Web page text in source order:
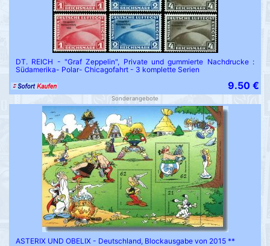
DT. REICH - "Graf Zeppelin", Private und gummierte Nachdrucke :
Südamerika- Polar- Chicagofahrt - 3 komplette Serien
9.50 €
Sonderangebote
ASTERIX UND OBELIX - Deutschland, Blockausgabe von 2015 **